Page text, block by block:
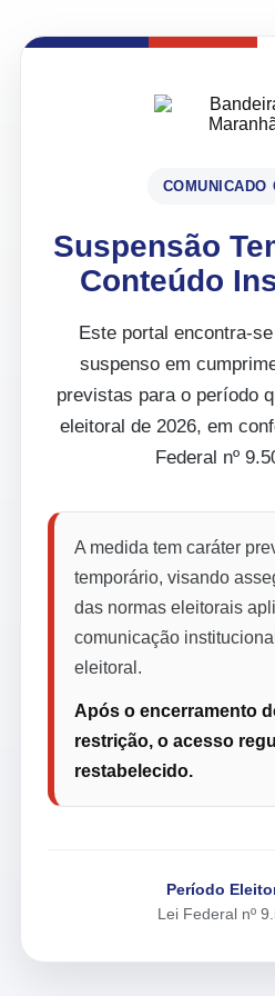
COMUNICADO
Suspensão
Conteúdo
Este portal encontra-
suspenso em
previstas para o período
eleitoral de 2026, em
Federal nº
A medida tem caráter
temporário, visando
das normas eleitorais
comunicação
eleitoral.
Após o encerramento
restrição, o acesso
restabelecido.
Período
Lei Federal nº